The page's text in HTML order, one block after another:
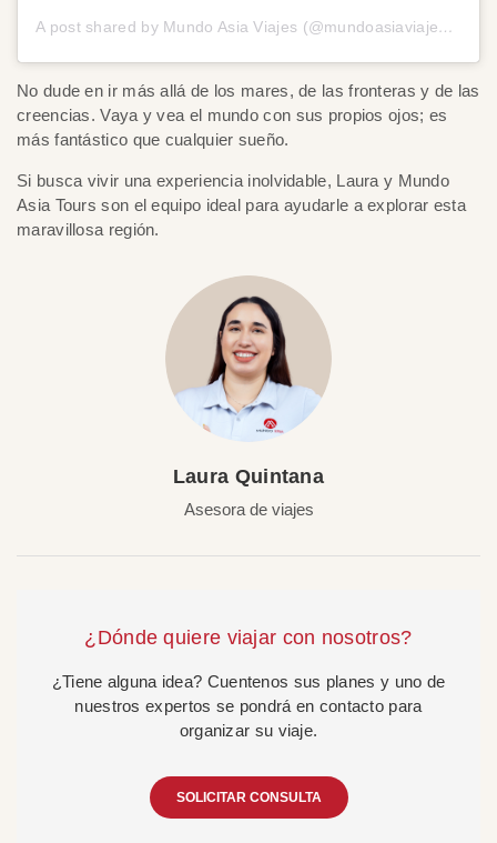
A post shared by Mundo Asia Viajes (@mundoasiaviajes.es)
No dude en ir más allá de los mares, de las fronteras y de las
creencias. Vaya y vea el mundo con sus propios ojos; es
más fantástico que cualquier sueño.
Si busca vivir una experiencia inolvidable, Laura y Mundo
Asia Tours son el equipo ideal para ayudarle a explorar esta
maravillosa región.
Laura Quintana
Asesora de viajes
¿Dónde quiere viajar con nosotros?
¿Tiene alguna idea? Cuentenos sus planes y uno de
nuestros expertos se pondrá en contacto para
organizar su viaje.
SOLICITAR CONSULTA